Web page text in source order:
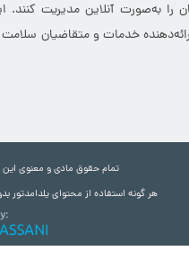
به‌صورت آنلاین مدیریت
ارائه‌دهنده خدمات و متقاضیان
تمام حقوق مادی و معنوی
هر گونه استفاده از محتوای یلدامدتور